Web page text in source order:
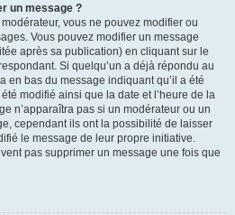
un message ?
vous ne pouvez modifier ou
Vous pouvez modifier un message
après sa publication) en cliquant sur le
Si quelqu’un a déjà répondu au
en bas du message indiquant qu’il a été
modifié ainsi que la date et l’heure de la
n’apparaîtra pas si un modérateur ou un
cependant ils ont la possibilité de laisser
le message de leur propre initiative.
pas supprimer un message une fois que